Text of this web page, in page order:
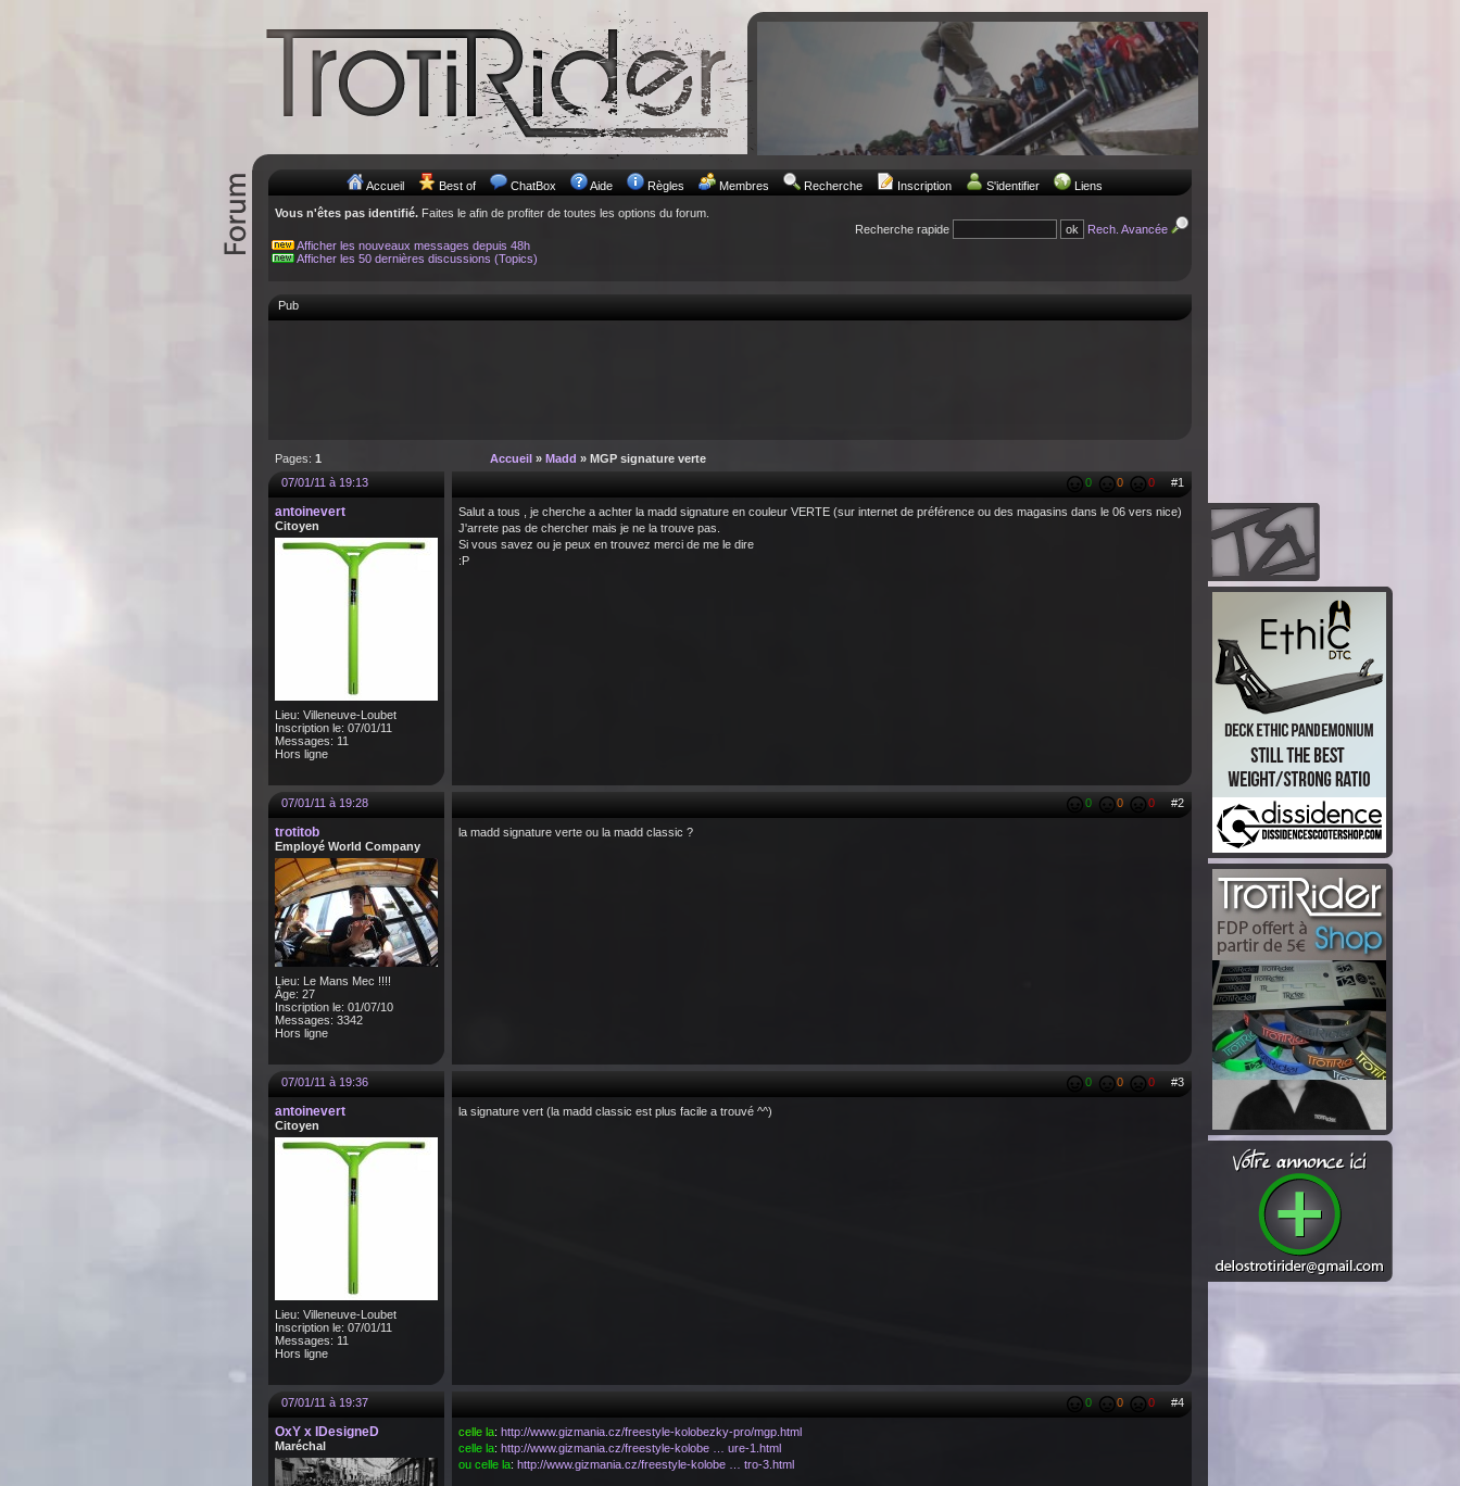
Accueil Best of ChatBox Aide Règles Membres Recherche Inscription S'identifier Liens
Vous n'êtes pas identifié. Faites le afin de profiter de toutes les options du forum.
Recherche rapide
Rech. Avancée
Afficher les nouveaux messages depuis 48h
Afficher les 50 dernières discussions (Topics)
Pub
Pages: 1 Accueil » Madd » MGP signature verte
0
0 0 #1
07/01/11 à 19:13
antoinevert
Citoyen
Lieu: Villeneuve-Loubet
Inscription le: 07/01/11
Messages: 11
Hors ligne
Salut a tous , je cherche a achter la madd signature en couleur VERTE (sur internet de préférence ou des magasins dans le 06 vers nice)
J'arrete pas de chercher mais je ne la trouve pas.
Si vous savez ou je peux en trouvez merci de me le dire
:P
0 0 0 #2
07/01/11 à 19:28
trotitob
Employé World Company
Lieu: Le Mans Mec !!!!
Âge: 27
Inscription le: 01/07/10
Messages: 3342
Hors ligne
la madd signature verte ou la madd classic ?
0 0 0 #3
07/01/11 à 19:36
antoinevert
Citoyen
Lieu: Villeneuve-Loubet
Inscription le: 07/01/11
Messages: 11
Hors ligne
la signature vert (la madd classic est plus facile a trouvé ^^)
0 0 0 #4
07/01/11 à 19:37
OxY x IDesigneD
Maréchal
celle la: http://www.gizmania.cz/freestyle-kolobezky-pro/mgp.html
celle la: http://www.gizmania.cz/freestyle-kolobe … ure-1.html
ou celle la: http://www.gizmania.cz/freestyle-kolobe … tro-3.html